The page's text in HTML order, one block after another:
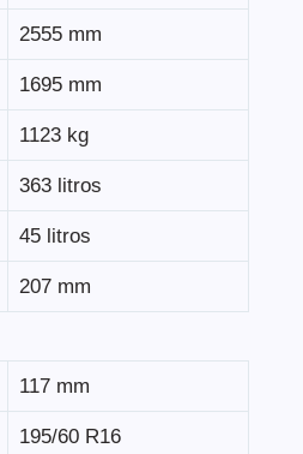
2555 mm
1695 mm
1123 kg
363 litros
45 litros
207 mm
117 mm
195/60 R16